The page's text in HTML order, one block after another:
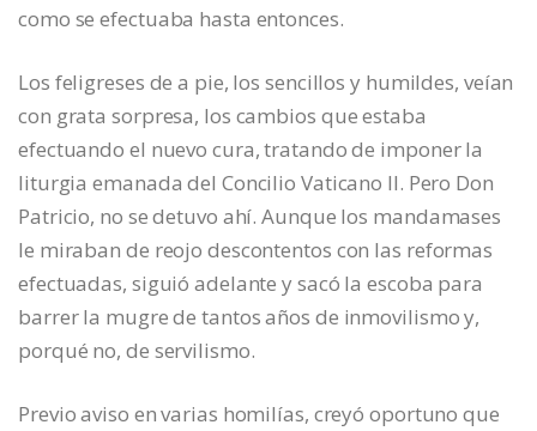
como se efectuaba hasta entonces.
Los feligreses de a pie, los sencillos y humildes, veían
con grata sorpresa, los cambios que estaba
efectuando el nuevo cura, tratando de imponer la
liturgia emanada del Concilio Vaticano II. Pero Don
Patricio, no se detuvo ahí. Aunque los mandamases
le miraban de reojo descontentos con las reformas
efectuadas, siguió adelante y sacó la escoba para
barrer la mugre de tantos años de inmovilismo y,
porqué no, de servilismo.
Previo aviso en varias homilías, creyó oportuno que